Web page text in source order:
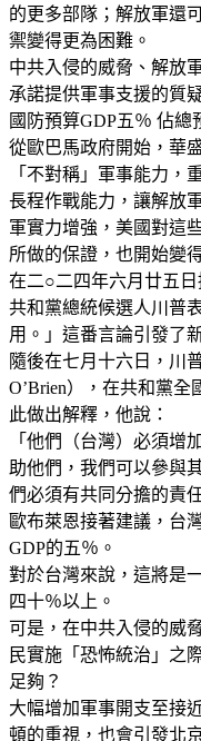
的更多部隊；解放軍還
禦變得更為困難。
中共入侵的威脅、解放
承諾提供軍事支援的質
國防預算GDP五％ 佔總
從歐巴馬政府開始，華
「不對稱」軍事能力，
長程作戰能力，讓解放
軍實力增強，美國對這
所做的保證，也開始變
在二○二四年六月廿五
共和黨總統候選人川普
用。」這番言論引發了
隨後在七月十六日，川
O’Brien），在共和黨
此做出解釋，他說：
「他們（台灣）必須增
助他們，我們可以參與
們必須有共同分擔的責任
歐布萊恩接著建議，台
GDP的五％。
對於台灣來說，這將是
四十％以上。
可是，在中共入侵的威
民實施「恐怖統治」之
足夠？
大幅增加軍事開支至接
頓的重視，也會引發北